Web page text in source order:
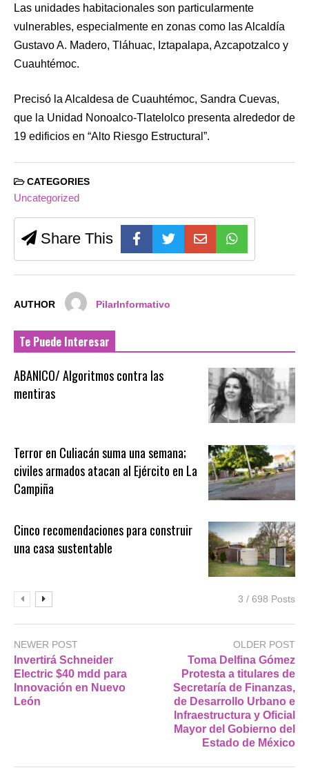
Las unidades habitacionales son particularmente
vulnerables, especialmente en zonas como las Alcaldía
Gustavo A. Madero, Tláhuac, Iztapalapa, Azcapotzalco y
Cuauhtémoc.
Precisó la Alcaldesa de Cuauhtémoc, Sandra Cuevas,
que la Unidad Nonoalco-Tlatelolco presenta alrededor de
19 edificios en “Alto Riesgo Estructural”.
CATEGORIES
Uncategorized
Share This
AUTHOR PilarInformativo
Te Puede Interesar
ABANICO/ Algoritmos contra las
mentiras
Terror en Culiacán suma una semana;
civiles armados atacan al Ejército en La
Campiña
Cinco recomendaciones para construir
una casa sustentable
3 / 698 Posts
NEWER POST
Invertirá Schneider
Electric $40 mdd para
Innovación en Nuevo
León
OLDER POST
Toma Delfina Gómez
Protesta a titulares de
Secretaría de Finanzas,
de Desarrollo Urbano e
Infraestructura y Oficial
Mayor del Gobierno del
Estado de México